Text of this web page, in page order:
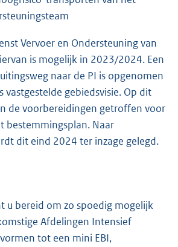
Vervoer en Ondersteuning van
is mogelijk in 2023/2024. Een
naar de PI is opgenomen
vastgestelde gebiedsvisie. Op dit
de voorbereidingen getroffen voor
bestemmingsplan. Naar
dit eind 2024 ter inzage gelegd.
u bereid om zo spoedig mogelijk
Afdelingen Intensief
tot een mini EBI,